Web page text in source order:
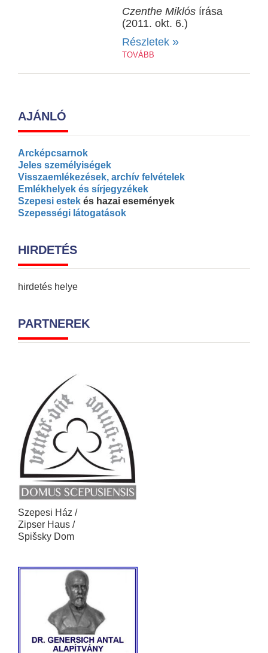
Czenthe Miklós írása
(2011. okt. 6.)
Részletek »
TOVÁBB
AJÁNLÓ
Arcképcsarnok
Jeles személyiségek
Visszaemlékezések, archív felvételek
Emlékhelyek és sírjegyzékek
Szepesi estek és hazai események
Szepességi látogatások
HIRDETÉS
hirdetés helye
PARTNEREK
Szepesi Ház /
Zipser Haus /
Spišsky Dom